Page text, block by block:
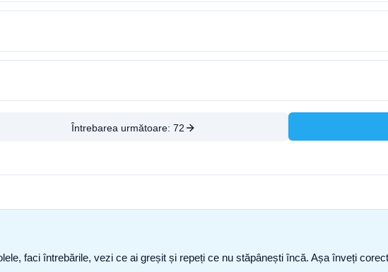
Întrebarea următoare: 72
faci întrebările, vezi ce ai greșit și repeți ce nu stăpânești încă. Așa înveți